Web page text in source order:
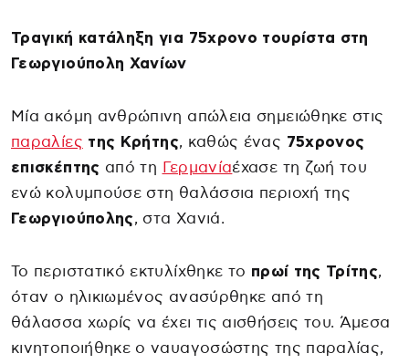
Τραγική κατάληξη για 75χρονο τουρίστα στη
Γεωργιούπολη Χανίων
Μία ακόμη ανθρώπινη απώλεια σημειώθηκε στις
παραλίες της Κρήτης, καθώς ένας 75χρονος
επισκέπτης από τη Γερμανίαέχασε τη ζωή του
ενώ κολυμπούσε στη θαλάσσια περιοχή της
Γεωργιούπολης, στα Χανιά.
Το περιστατικό εκτυλίχθηκε το πρωί της Τρίτης,
όταν ο ηλικιωμένος ανασύρθηκε από τη
θάλασσα χωρίς να έχει τις αισθήσεις του. Άμεσα
κινητοποιήθηκε ο ναυαγοσώστης της παραλίας,